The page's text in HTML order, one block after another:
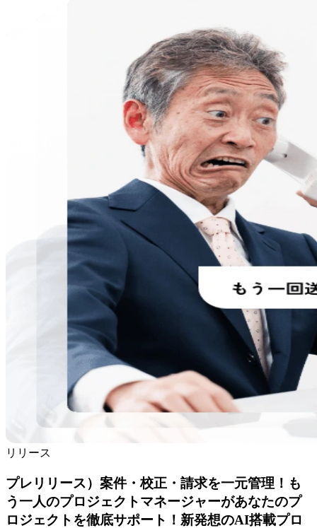
リリース
プレリリース）案件・校正・請求を一元管理！も
う一人のプロジェクトマネージャーがあなたのプ
ロジェクトを徹底サポート！新発想のAI搭載プロ